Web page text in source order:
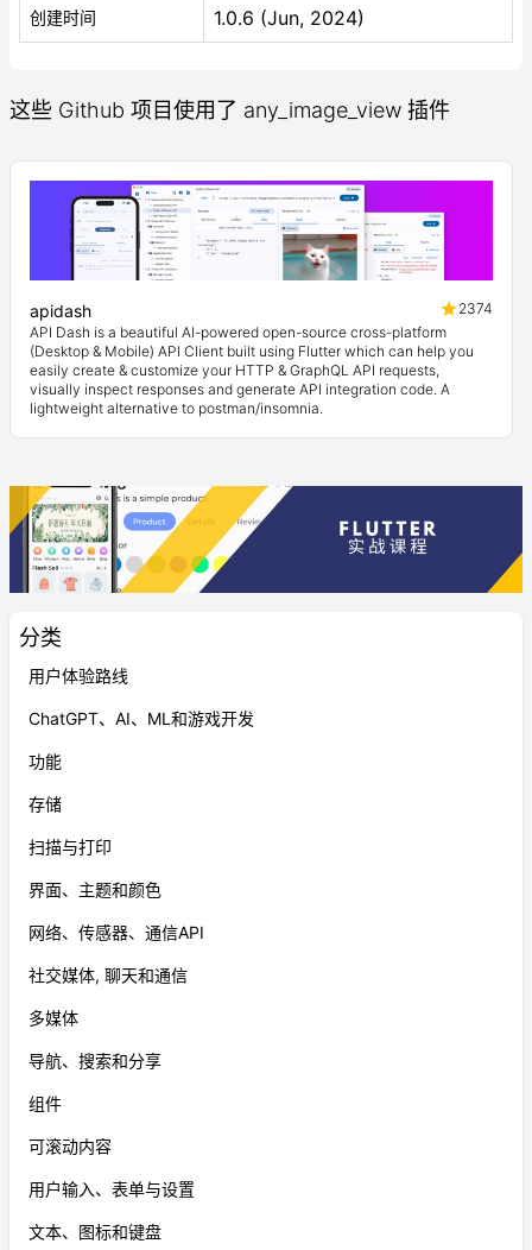
分类
用户体验路线
ChatGPT、AI、ML和游戏开发
功能
存储
扫描与打印
界面、主题和颜色
网络、传感器、通信API
社交媒体, 聊天和通信
多媒体
导航、搜索和分享
组件
可滚动内容
用户输入、表单与设置
文本、图标和键盘
创建时间 1.0.6 (Jun, 2024)
这些 Github 项目使用了 any_image_view 插件
apidash
2374
API Dash is a beautiful AI-powered open-source cross-platform
(Desktop & Mobile) API Client built using Flutter which can help you
easily create & customize your HTTP & GraphQL API requests,
visually inspect responses and generate API integration code. A
lightweight alternative to postman/insomnia.